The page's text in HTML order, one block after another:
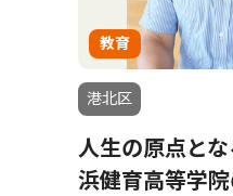
教育
港北区
人生の原点と
浜健育高等学